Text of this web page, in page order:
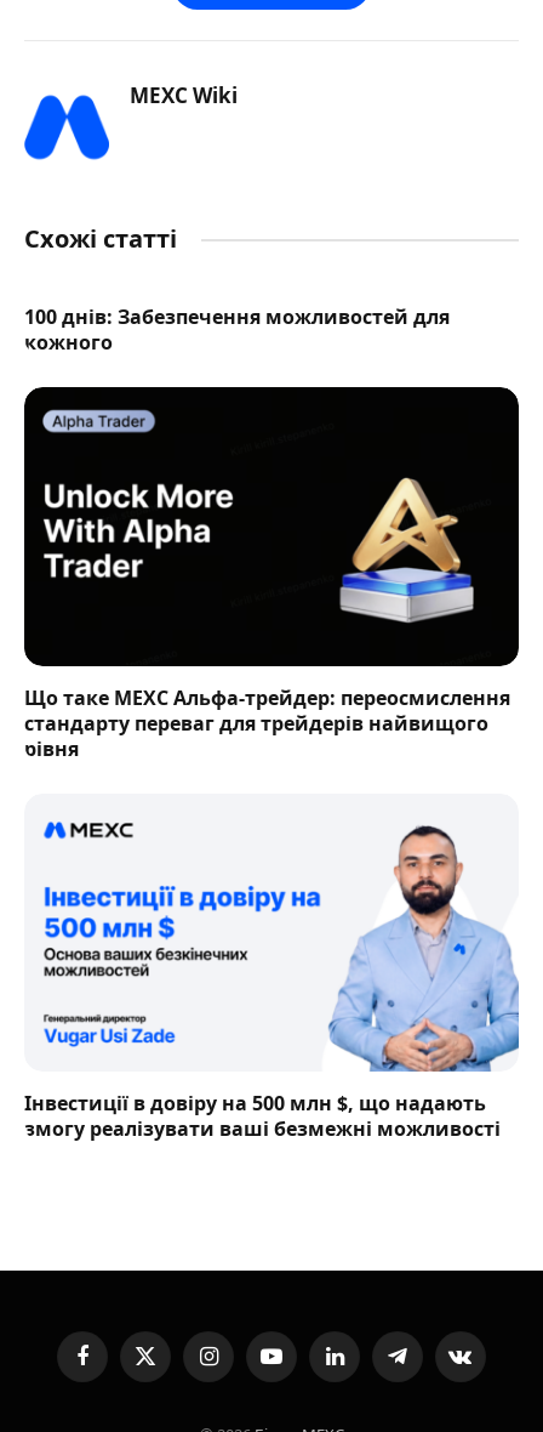
MEXC Wiki
Схожі статті
100 днів: Забезпечення можливостей для
кожного
Що таке MEXC Альфа-трейдер: переосмислення
стандарту переваг для трейдерів найвищого
рівня
Інвестиції в довіру на 500 млн $, що надають
змогу реалізувати ваші безмежні можливості
FacebookX
(Twitter)
InstagramYouTubeLinkedInTelegramVKontakte